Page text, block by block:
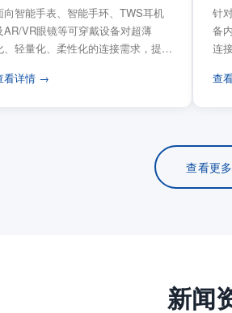
向智能手表、智能手环、TWS耳机
AR/VR眼镜等可穿戴设备对超薄
、轻量化、柔性化的连接需求，提供
看详情 →
针
备
连
查
查看更多
新闻